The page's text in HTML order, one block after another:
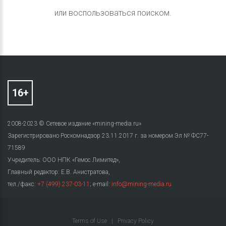
или воспользоваться поиском.
2008-2023 © Сетевое издание «mining-media.ru»
Зарегистрировано Роскомнадзор 23.11.2017 г. за номером Эл № ФС77-
71589
Учредитель: ООО НПК «Гемос Лимитед»,
Главный редактор: Е.В. Анистратова,
тел./факс: +7 (499) 237-03-11 ; e-mail: info@mining-media.ru
Terms of Use Privacy Policy